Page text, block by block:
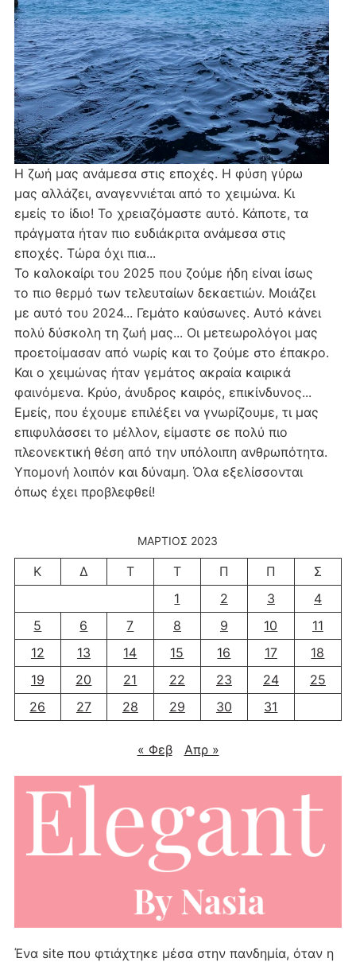
Η ζωή μας ανάμεσα στις εποχές. Η φύση γύρω
μας αλλάζει, αναγεννιέται από το χειμώνα. Κι
εμείς το ίδιο! Το χρειαζόμαστε αυτό. Κάποτε, τα
πράγματα ήταν πιο ευδιάκριτα ανάμεσα στις
εποχές. Τώρα όχι πια...
Το καλοκαίρι του 2025 που ζούμε ήδη είναι ίσως
το πιο θερμό των τελευταίων δεκαετιών. Μοιάζει
με αυτό του 2024... Γεμάτο καύσωνες. Αυτό κάνει
πολύ δύσκολη τη ζωή μας... Οι μετεωρολόγοι μας
προετοίμασαν από νωρίς και το ζούμε στο έπακρο.
Και ο χειμώνας ήταν γεμάτος ακραία καιρικά
φαινόμενα. Κρύο, άνυδρος καιρός, επικίνδυνος...
Εμείς, που έχουμε επιλέξει να γνωρίζουμε, τι μας
επιφυλάσσει το μέλλον, είμαστε σε πολύ πιο
πλεονεκτική θέση από την υπόλοιπη ανθρωπότητα.
Υπομονή λοιπόν και δύναμη. Όλα εξελίσσονται
όπως έχει προβλεφθεί!
ΜΆΡΤΙΟΣ 2023
Κ Δ Τ Τ Π Π
Σ
1
2 3
4
5
6 7 8 9 10
11
12
13 14 15 16 17
18
19
20 21 22 23 24
25
26
27 28 29 30 31
« Φεβ Απρ »
Ένα site που φτιάχτηκε μέσα στην πανδημία, όταν η